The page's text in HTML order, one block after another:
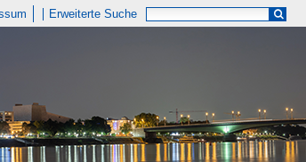
Erweiterte Suche